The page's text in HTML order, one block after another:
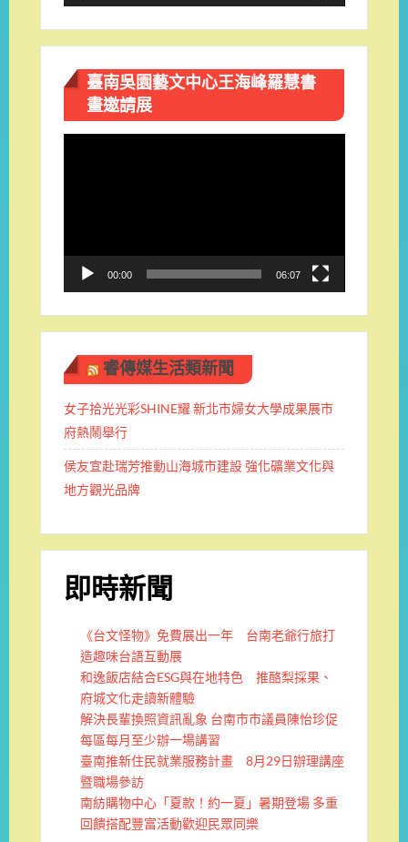
臺南吳園藝文中心王海峰羅慧書
畫邀請展
00:00 06:07
睿傳媒生活類新聞
女子拾光光彩SHINE耀 新北市婦女大學成果展市
府熱鬧舉行
侯友宜赴瑞芳推動山海城市建設 強化礦業文化與
地方觀光品牌
即時新聞
《台文怪物》免費展出一年 台南老爺行旅打
造趣味台語互動展
和逸飯店結合ESG與在地特色 推酪梨採果、
府城文化走讀新體驗
解決長輩換照資訊亂象 台南市市議員陳怡珍促
每區每月至少辦一場講習
臺南推新住民就業服務計畫 8月29日辦理講座
暨職場參訪
南紡購物中心「夏款！約一夏」暑期登場 多重
回饋搭配豐富活動歡迎民眾同樂